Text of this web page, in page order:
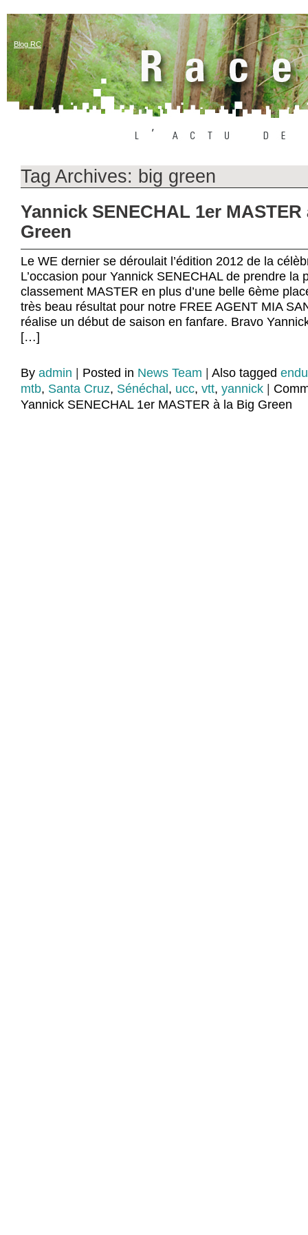
Blog RC
Tag Archives: big green
Yannick SENECHAL 1er
Green
Le WE dernier se déroulait l’édition 2012 de la
L’occasion pour Yannick SENECHAL de prendre la
classement MASTER en plus d’une belle 6ème
très beau résultat pour notre FREE AGENT MIA
réalise un début de saison en fanfare. Bravo
[…]
By admin Posted in News Team Also tagged
mtb, Santa Cruz, Sénéchal , ucc, vtt, yannick
Yannick SENECHAL 1er MASTER à la Big Green